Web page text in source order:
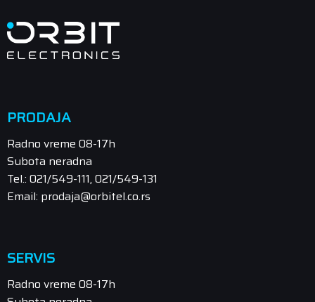
PRODAJA
Radno vreme 08-17h
Subota neradna
Tel.: 021/549-111, 021/549-131
Email: prodaja@orbitel.co.rs
SERVIS
Radno vreme 08-17h